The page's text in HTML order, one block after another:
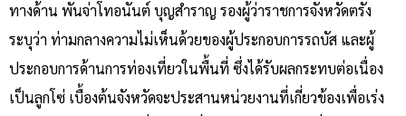
ทางด้าน พันจ่าโทอนันต์ บุญสำราญ รองผู้ว่าราชการจังหวัดตรัง
ระบุว่า ท่ามกลางความไม่เห็นด้วยของผู้ประกอบการรถบัส และผู้
ประกอบการด้านการท่องเที่ยวในพื้นที่ ซึ่งได้รับผลกระทบต่อเนื่อง
เป็นลูกโซ่ เบื้องต้นจังหวัดจะประสานหน่วยงานที่เกี่ยวข้องเพื่อเร่ง